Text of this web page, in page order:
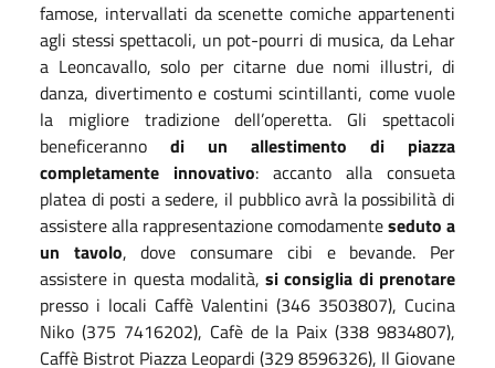
famose, intervallati da scenette comiche appartenenti
agli stessi spettacoli, un pot-pourri di musica, da Lehar
a Leoncavallo, solo per citarne due nomi illustri, di
danza, divertimento e costumi scintillanti, come vuole
la migliore tradizione dell’operetta. Gli spettacoli
beneficeranno di un allestimento di piazza
completamente innovativo: accanto alla consueta
platea di posti a sedere, il pubblico avrà la possibilità di
assistere alla rappresentazione comodamenteseduto a
un tavolo, dove consumare cibi e bevande. Per
assistere in questa modalità,si consiglia di prenotare
presso i locali Caffè Valentini (346 3503807), Cucina
Niko (375 7416202), Cafè de la Paix (338 9834807),
Caffè Bistrot Piazza Leopardi (329 8596326), Il Giovane